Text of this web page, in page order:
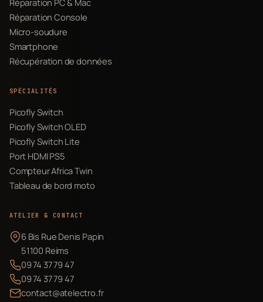
Réparation PC & Mac
Réparation Console
Micro-soudure
Smartphone
Récupération de données
SPÉCIALITÉS
Picofly Switch
Picofly Switch OLED
Picofly Switch Lite
Port HDMI PS5
Compteur Africa Twin
Tableau de bord moto
ATELIER & CONTACT
6 Bis Rue Denis Papin
51100 Reims
09 74 37 79 47
09 74 37 79 47
contact@atelectro.fr